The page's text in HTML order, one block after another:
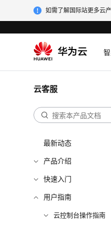
如需了解国际站更多云
云客服
最新动态
产品介绍
快速入门
用户指南
云控制台操作指南